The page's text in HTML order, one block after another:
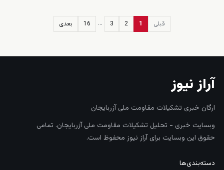
قبلی 1
2
3
…
16 بعدی
آراز نیوز
ارگان خبری تشکیلات مقاومت ملی آزربایجان
وبسایت خبری - تحلیل تشکیلات مقاومت ملی آزربایجان. تمامی
حقوق این وبسایت برای آراز نیوز محفوظ است.
دسته‌بندی‌ها